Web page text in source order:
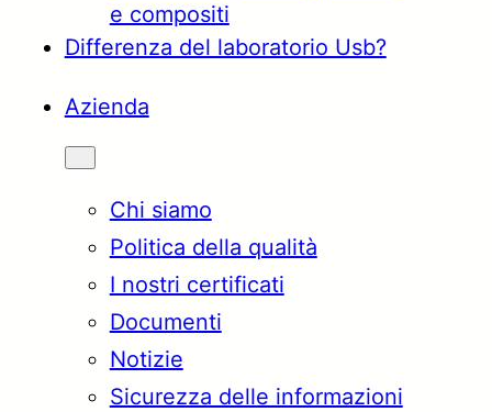
e compositi
Differenza del laboratorio Usb?
Azienda
Chi siamo
Politica della qualità
I nostri certificati
Documenti
Notizie
Sicurezza delle informazioni